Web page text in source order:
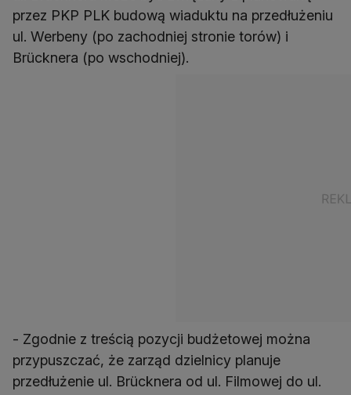
przez PKP PLK budową wiaduktu na przedłużeniu
ul. Werbeny (po zachodniej stronie torów) i
Brücknera (po wschodniej).
- Zgodnie z treścią pozycji budżetowej można
przypuszczać, że zarząd dzielnicy planuje
przedłużenie ul. Brücknera od ul. Filmowej do ul.